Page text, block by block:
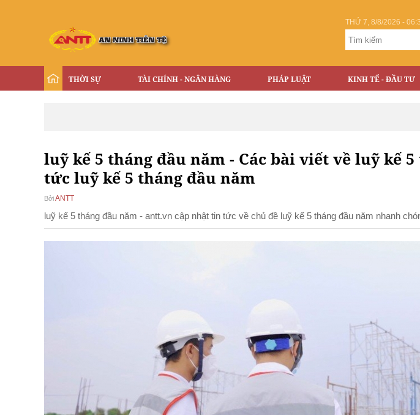
THỨ 7, 8/8/2026 -
THỜI SỰ TÀI CHÍNH - NGÂN HÀNG PHÁP LUẬT KINH TẾ - ĐẦU TƯ
luỹ kế 5 tháng đầu năm - Các bài viết về luỹ kế
tức luỹ kế 5 tháng đầu năm
BởiANTT
luỹ kế 5 tháng đầu năm - antt.vn cập nhật tin tức về chủ đề luỹ kế 5 tháng đầu năm nhanh